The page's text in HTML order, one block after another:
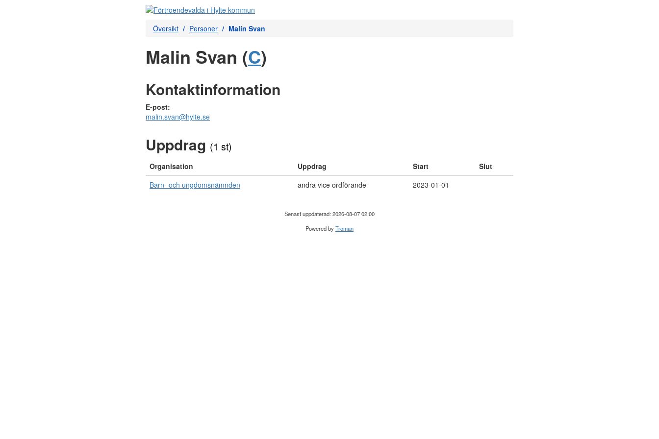
Översikt Personer Malin Svan
Malin Svan (C)
Kontaktinformation
E-post:
malin.svan@hylte.se
Uppdrag (1 st)
Organisation Uppdrag Start
Slut
Barn- och ungdomsnämnden
andra vice ordförande 2023-01-01
Senast uppdaterad: 2026-08-07 02:00
Powered byTroman